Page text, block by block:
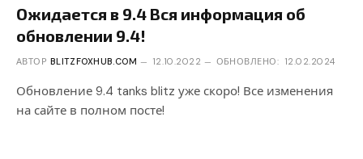
Ожидается в 9.4 Вся информация об
обновлении 9.4!
АВТОР BLITZFOXHUB.COM 12.10.2022 ОБНОВЛЕНО: 12.02.2024
Обновление 9.4 tanks blitz уже скоро! Все изменения
на сайте в полном посте!